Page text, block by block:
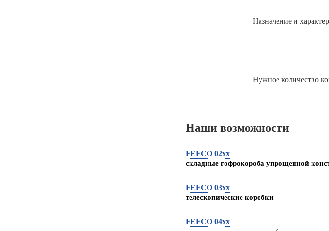
Назначение и
Нужное количество
Наши возможности
FEFCO 02xx
складные гофрокороба упрощенной
FEFCO 03xx
телескопические коробки
FEFCO 04xx